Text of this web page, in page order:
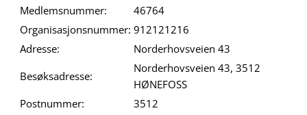
Medlemsnummer:
46764
Organisasjonsnummer: 912121216
Adresse:
Norderhovsveien 43
Besøksadresse:
Norderhovsveien 43, 3512
HØNEFOSS
Postnummer:
3512